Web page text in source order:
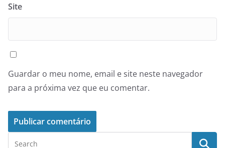
Site
Guardar o meu nome, email e site neste navegador
para a próxima vez que eu comentar.